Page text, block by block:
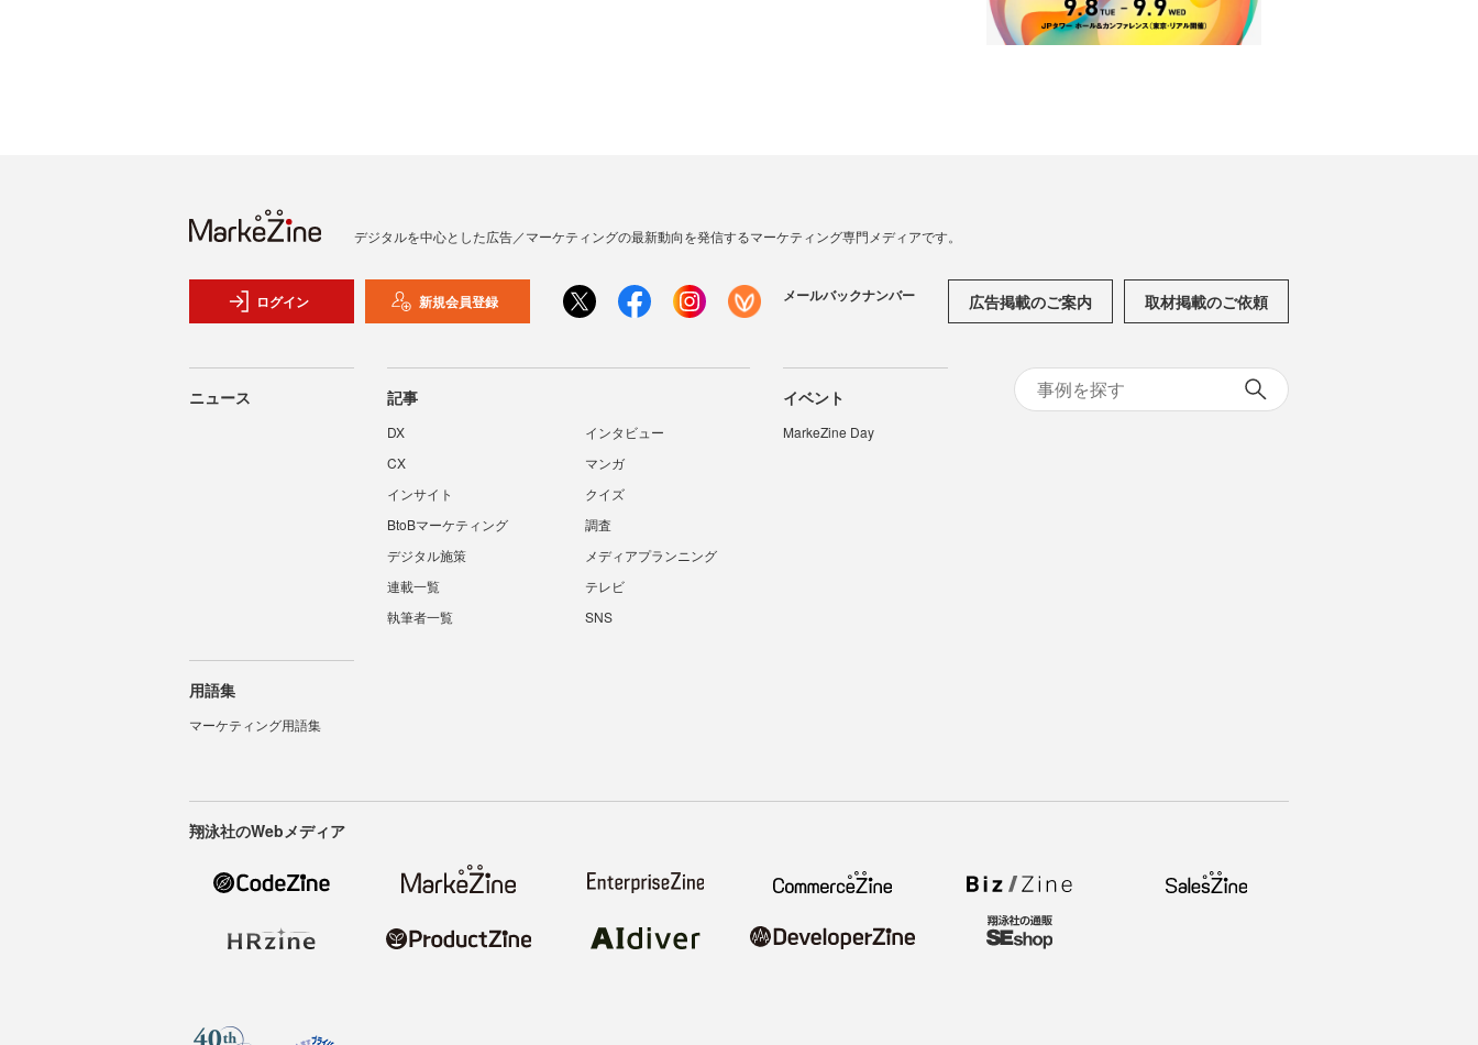
デジタルを中心とした広告／マーケティングの最新動向を発信するマーケティング専門メディアです。
ログイン 新規会員登録 メールバックナンバー 広告掲載のご案内 取材掲載のご依頼
ニュース 記事
DX
インタビュー
CX
マンガ
インサイト
クイズ
BtoBマーケティング
調査
デジタル施策
メディアプランニング
連載一覧
テレビ
執筆者一覧
SNS
イベント
MarkeZine Day
用語集
マーケティング用語集
翔泳社のWebメディア